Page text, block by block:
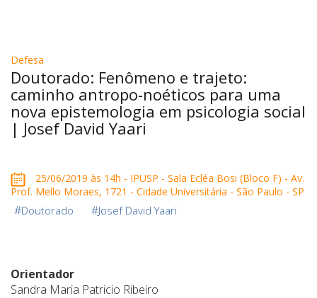
Defesa
Doutorado: Fenômeno e trajeto:
caminho antropo-noéticos para uma
nova epistemologia em psicologia social
| Josef David Yaari
25/06/2019 às 14h - IPUSP - Sala Ecléa Bosi (Bloco F) - Av.
Prof. Mello Moraes, 1721 - Cidade Universitária - São Paulo - SP
#Doutorado #Josef David Yaari
Orientador
Sandra Maria Patricio Ribeiro